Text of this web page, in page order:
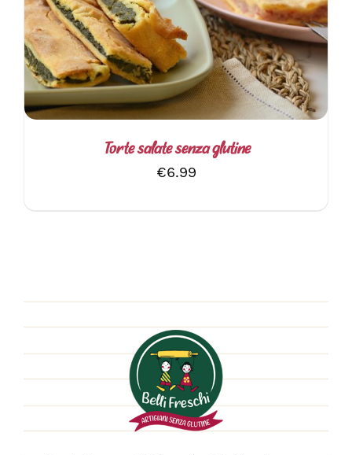
PRODOTTO
HA
PIÙ
VARIANTI.
LE
OPZIONI
POSSONO
SCELTE
PAGINA
Torte salate senza glutine
€6.99